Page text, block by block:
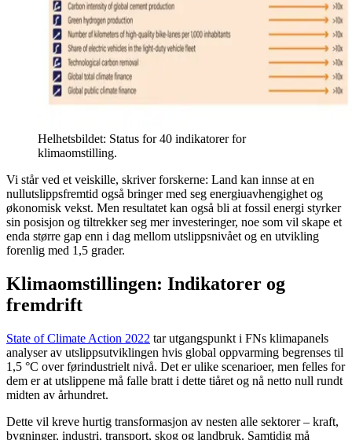
Helhetsbildet: Status for 40 indikatorer for
klimaomstilling.
Vi står ved et veiskille, skriver forskerne: Land kan innse at en
nullutslippsfremtid også bringer med seg energiuavhengighet og
økonomisk vekst. Men resultatet kan også bli at fossil energi styrker
sin posisjon og tiltrekker seg mer investeringer, noe som vil skape et
enda større gap enn i dag mellom utslippsnivået og en utvikling
forenlig med 1,5 grader.
Klimaomstillingen: Indikatorer og
fremdrift
State of Climate Action 2022 tar utgangspunkt i FNs klimapanels
analyser av utslippsutviklingen hvis global oppvarming begrenses til
1,5 °C over førindustrielt nivå. Det er ulike scenarioer, men felles for
dem er at utslippene må falle bratt i dette tiåret og nå netto null rundt
midten av århundret.
Dette vil kreve hurtig transformasjon av nesten alle sektorer – kraft,
bygninger, industri, transport, skog og landbruk. Samtidig må